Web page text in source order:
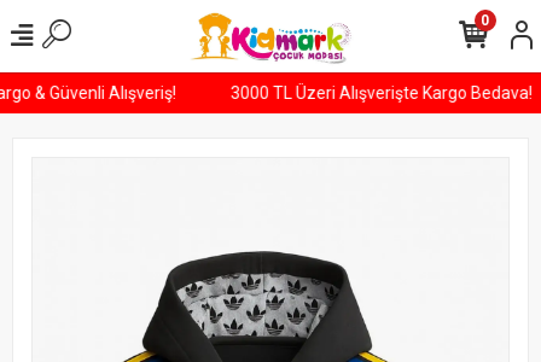
& Güvenli Alışveriş! 3000 TL Üzeri Alışverişte Kargo
0